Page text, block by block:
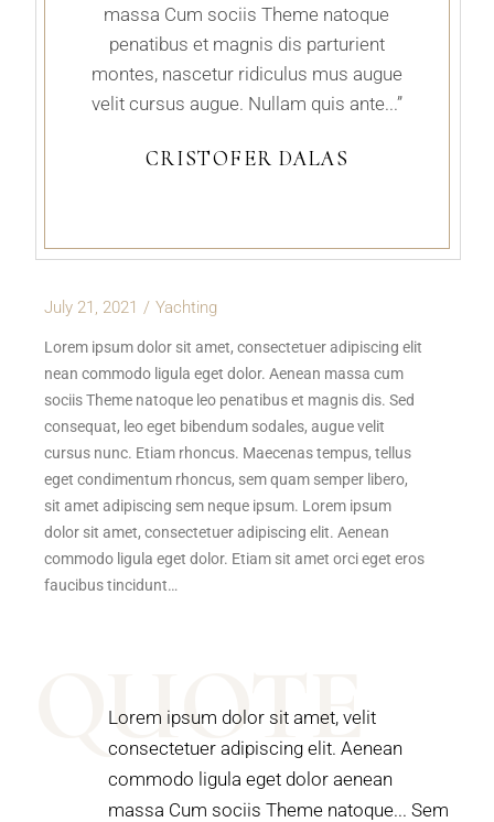
massa Cum sociis Theme natoque
penatibus et magnis dis parturient
montes, nascetur ridiculus mus augue
velit cursus augue. Nullam quis ante...”
CRISTOFER DALAS
July 21, 2021 Yachting
Lorem ipsum dolor sit amet, consectetuer adipiscing elit
nean commodo ligula eget dolor. Aenean massa cum
sociis Theme natoque leo penatibus et magnis dis. Sed
consequat, leo eget bibendum sodales, augue velit
cursus nunc. Etiam rhoncus. Maecenas tempus, tellus
eget condimentum rhoncus, sem quam semper libero,
sit amet adipiscing sem neque ipsum. Lorem ipsum
dolor sit amet, consectetuer adipiscing elit. Aenean
commodo ligula eget dolor. Etiam sit amet orci eget eros
faucibus tincidunt…
QUOTE
Lorem ipsum dolor sit amet, velit
consectetuer adipiscing elit. Aenean
commodo ligula eget dolor aenean
massa Cum sociis Theme natoque... Sem